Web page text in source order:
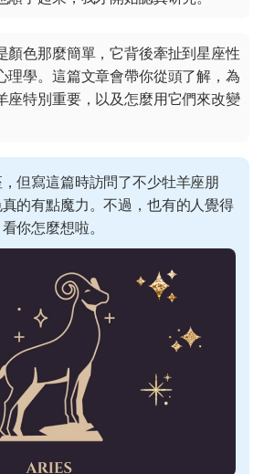
顏色那麼簡單，它背後牽扯到星座性
理學。這篇文章會帶你從頭了解，為
座特別重要，以及怎麼用它們來改變
但寫這篇時訪問了不少牡羊座朋
的有點魔力。不過，也有的人覺得
你怎麼想啦。